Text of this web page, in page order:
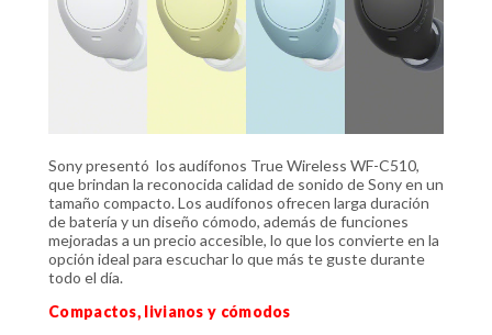
Sony presentó los audífonos True Wireless WF-C510,
que brindan la reconocida calidad de sonido de Sony en un
tamaño compacto. Los audífonos ofrecen larga duración
de batería y un diseño cómodo, además de funciones
mejoradas a un precio accesible, lo que los convierte en la
opción ideal para escuchar lo que más te guste durante
todo el día.
Compactos, livianos y cómodos